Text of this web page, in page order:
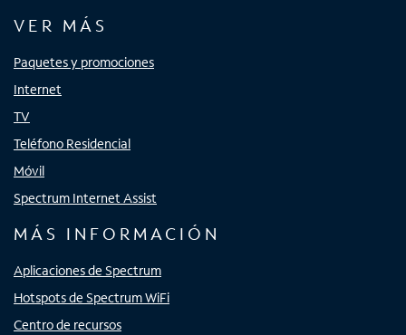
VER MÁS
Paquetes y promociones
Internet
TV
Teléfono Residencial
Móvil
Spectrum Internet Assist
MÁS INFORMACIÓN
Aplicaciones de Spectrum
Hotspots de Spectrum WiFi
Centro de recursos